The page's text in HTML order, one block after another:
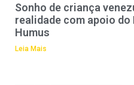
Sonho de criança
realidade com apoio
Humus
Leia Mais